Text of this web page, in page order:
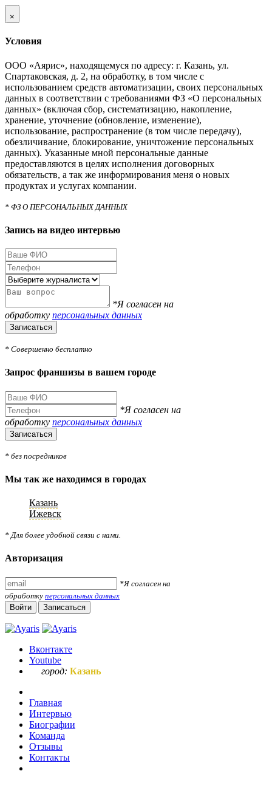
×
Условия
ООО «Аярис», находящемуся по адресу: г. Казань, ул.
Спартаковская, д. 2, на обработку, в том числе с
использованием средств автоматизации, своих персональных
данных в соответствии с требованиями ФЗ «О персональных
данных» (включая сбор, систематизацию, накопление,
хранение, уточнение (обновление, изменение),
использование, распространение (в том числе передачу),
обезличивание, блокирование, уничтожение персональных
данных). Указанные мной персональные данные
предоставляются в целях исполнения договорных
обязательств, а так же информирования меня о новых
продуктах и услугах компании.
* ФЗ О ПЕРСОНАЛЬНЫХ ДАННЫХ
Запись на видео интервью
*Я согласен на
обработку персональных данных
Записаться
* Совершенно бесплатно
Запрос франшизы в вашем городе
*Я согласен на
обработку персональных данных
Записаться
* без посредников
Мы так же находимся в городах
Казань
Ижевск
* Для более удобной связи с нами.
Авторизация
*Я согласен на
обработку персональных данных
Войти
Записаться
Вконтакте
Youtube
город: Казань
Главная
Интервью
Биографии
Команда
Отзывы
Контакты